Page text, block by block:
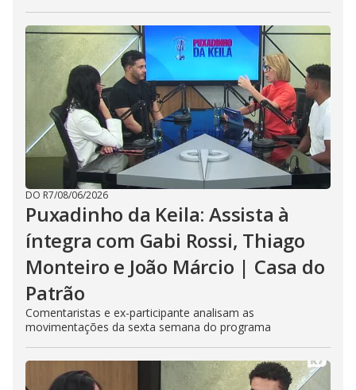
DO R7/08/06/2026
Puxadinho da Keila: Assista à
íntegra com Gabi Rossi, Thiago
Monteiro e João Márcio | Casa do
Patrão
Comentaristas e ex-participante analisam as
movimentações da sexta semana do programa